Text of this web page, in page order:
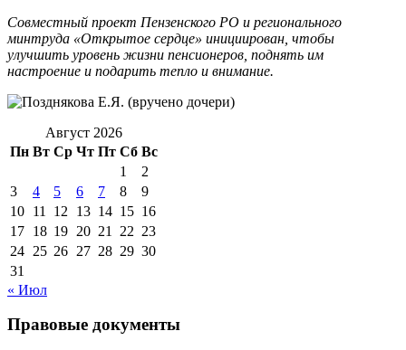
Совместный проект Пензенского РО и регионального
минтруда «Открытое сердце» инициирован, чтобы
улучшить уровень жизни пенсионеров, поднять им
настроение и подарить тепло и внимание.
Август 2026
Пн Вт Ср Чт Пт Сб Вс
1
2
3
4 5 6 7 8
9
10 11 12 13 14 15 16
17 18 19 20 21 22 23
24 25 26 27 28 29 30
31
« Июл
Правовые документы